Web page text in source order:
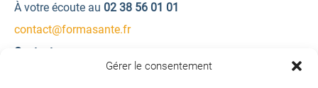
Gérer le consentement
À votre écoute au 02 38 56 01 01
contact@formasante.fr
Contactez-nous